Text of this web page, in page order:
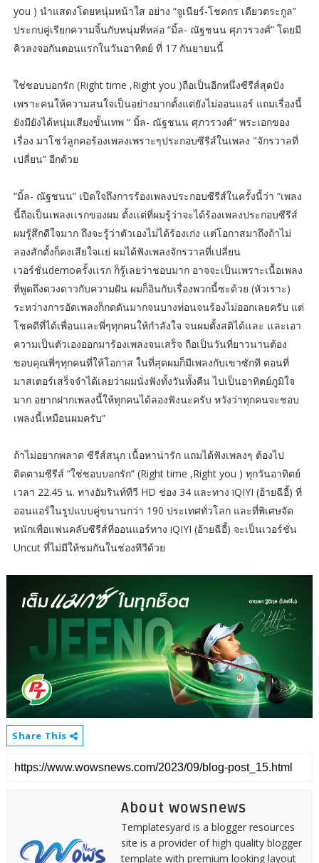
you ) นำแสดงโดยหนุ่มหน้าใส อย่าง “จูเนียร์-โชคกร เดียวตระกูล”
ประกบคู่เรียกความจิ้นกับหนุ่มที่หล่อ “มิ้ล- ณัฐชนน ศุภวรวงศ์” โดยมี
คิวลงจอกันตอนแรกในวันอาทิตย์ ที่ 17 กันยายนนี้
ใช่ชอบบอกรัก (Right time ,Right you )ถือเป็นอีกหนึ่งซีรีส์สุดปัง
เพราะคนให้ความสนใจเป็นอย่างมากตั้งแต่ยังไม่ออนแอร์ แถมเรื่องนี้
ยังมียังได้หนุ่มเสียงขั้นเทพ “ มิ้ล- ณัฐชนน ศุภวรวงศ์” พระเอกของ
เรื่อง มาโชว์ลูกคอร้องเพลงเพราะๆประกอบซีรีส์ในเพลง "จักรวาลที่
เปลี่ยน” อีกด้วย
“มิ้ล- ณัฐชนน” เปิดใจถึงการร้องเพลงประกอบซีรีส์ในครั้งนี้ว่า “เพลง
นี้ถือเป็นเพลงเเรกของผม ตั้งเเต่ที่ผมรู้ว่าจะได้ร้องเพลงประกอบซีรีส์
ผมรู้สึกดีใจมาก ถึงจะรู้ว่าตัวเองไม่ได้ร้องเก่ง เเต่โอกาสมาถึงถ้าไม่
ลองสักตั้งก็คงเสียใจเเย่ ผมได้ฟังเพลงจักรวาลที่เปลี่ยน
เวอร์ชั่นdemoครั้งเเรก ก็รู้เลยว่าชอบมาก อาจจะเป็นเพราะเนื้อเพลง
ที่พูดถึงดวงดาวกับความฝัน ผมก็อินกับเรื่องพวกนี้ซะด้วย (หัวเราะ)
ระหว่างการอัดเพลงก็กดดันมากจนบางท่อนจนร้องไม่ออกเลยครับ แต่
โชคดีที่ได้เพื่อนเเละพี่ๆทุกคนให้กำลังใจ จนผมตั้งสติได้เเละ เเละเอา
ความเป็นตัวเองออกมาร้องเพลงจนเสร็จ ถือเป็นวันที่ยาวนานต้อง
ขอบคุณพี่ๆทุกคนที่ให้โอกาส ในที่สุดผมก็มีเพลงกับเขาซักที ตอนที่
มาสเตอร์เสร็จจำได้เลยว่าผมนั่งฟังทั้งวันทั้งคืน ไปเป็นอาทิตย์ภูมิใจ
มาก อยากฝากเพลงนี้ให้ทุกคนได้ลองฟังนะครับ หวังว่าทุกคนจะชอบ
เพลงนี้เหมือนผมครับ”
ถ้าไม่อยากพลาด ซีรีส์สนุก เนื้อหาน่ารัก แถมได้ฟังเพลงๆ ต้องไป
ติดตามซีรีส์ “ใช่ชอบบอกรัก” (Right time ,Right you ) ทุกวันอาทิตย์
เวลา 22.45 น. ทางอัมรินท์ทีวี HD ช่อง 34 และทาง iQIYI (อ้ายฉีอี้) ที่
ออนแอร์ในรูปแบบคู่ขนานกว่า 190 ประเทศทั่วโลก และที่พิเศษจัด
หนักเพื่อแฟนคลับซีรีส์ที่ออนแอร์ทาง iQIYI (อ้ายฉีอี้) จะเป็นเวอร์ชั่น
Uncut ที่ไม่มีให้ชมกันในช่องทีวีด้วย
Share This
About wowsnews
Templatesyard is a blogger resources
site is a provider of high quality blogger
template with premium looking layout